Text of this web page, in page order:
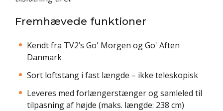
Fremhævede funktioner
Kendt fra TV2’s Go' Morgen og Go' Aften
Danmark
Sort loftstang i fast længde – ikke teleskopisk
Leveres med forlængerstænger og samleled til
tilpasning af højde (maks. længde: 238 cm)